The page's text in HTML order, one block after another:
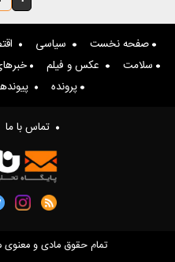
صفحه نخست سیاسی
سلامت
عکس و فیلم
پرونده
تماس با ما
تمام حقوق مادی و معنوی